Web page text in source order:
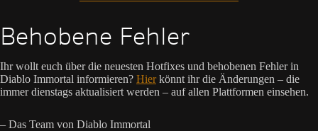
Behobene Fehler
Ihr wollt euch über die neuesten Hotfixes und behobenen Fehler in
Diablo Immortal informieren? Hierkönnt ihr die Änderungen – die
immer dienstags aktualisiert werden – auf allen Plattformen einsehen.
– Das Team von Diablo Immortal